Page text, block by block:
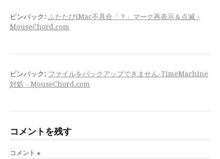
ピンバック: ふたたびiMac不具合「？」マーク再表示＆点滅 -
MouseChord.com
ピンバック: ファイルをバックアップできません-TimeMachine
対処 - MouseChord.com
コメントを残す
コメント ※